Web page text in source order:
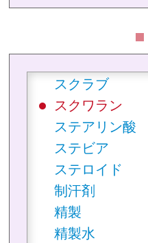
水溶性ビタミン
スクラブ
スクワラン
ステアリン酸
ステビア
ステロイド
制汗剤
精製
精製水